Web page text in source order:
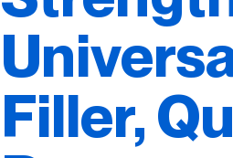
Filler,